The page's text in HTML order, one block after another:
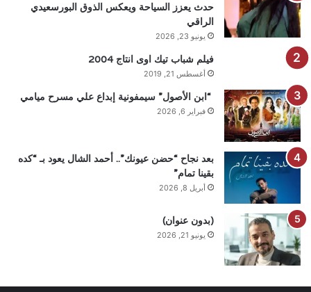
حدث يعزز السياحة ويعكس الذوق البورسعيدي
الراقي
يونيو 23, 2026
فيلم شباب تيك اوى انتاج 2004
أغسطس 21, 2019
“ابن الأصول” سيمفونية إبداع علي مسرح ميامي
فبراير 6, 2026
بعد نجاح “حضن عيونك”.. أحمد الشال يعود بـ “كده
بقينا تمام”
أبريل 8, 2026
(بدون عنوان)
يونيو 21, 2026